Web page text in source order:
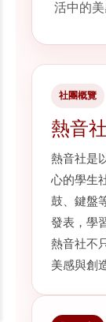
活中的美
社團概覽
熱音
熱音社是
心的學生
鼓、鍵盤
發表，學
熱音社不
美感與創